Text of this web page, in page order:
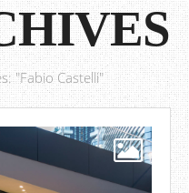
"Fabio Castelli"